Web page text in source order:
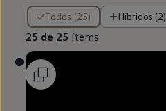
Todos (25) Híbridos (2)
25 de 25 ítems
25 de 25 ítems